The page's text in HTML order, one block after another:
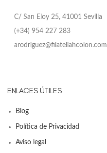
C/ San Eloy 25, 41001 Sevilla
(+34) 954 227 283
arodriguez@filateliahcolon.com
ENLACES ÚTILES
Blog
Política de Privacidad
Aviso legal